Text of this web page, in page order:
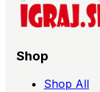
Shop
Shop All